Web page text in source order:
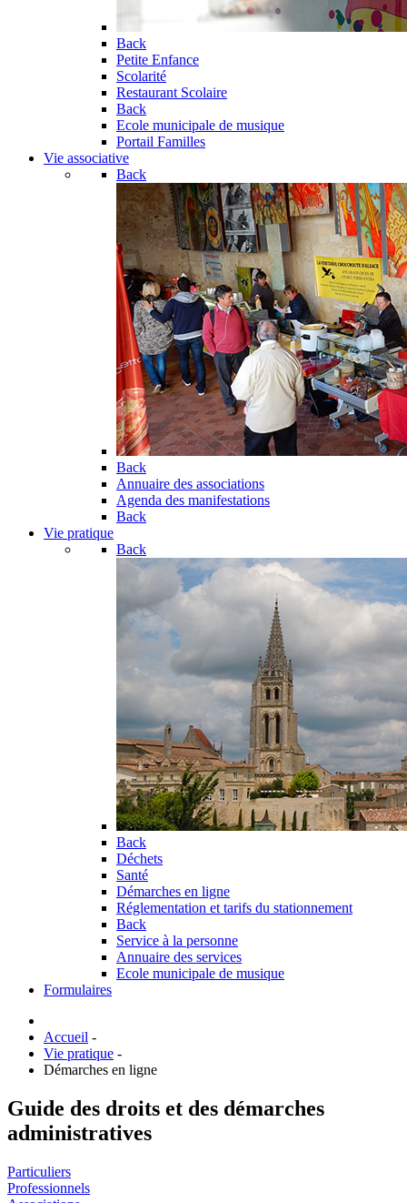
Back
Petite Enfance
Scolarité
Restaurant Scolaire
Back
Ecole municipale de musique
Portail Familles
Vie associative
Back
Back
Annuaire des associations
Agenda des manifestations
Back
Vie pratique
Back
Back
Déchets
Santé
Démarches en ligne
Réglementation et tarifs du stationnement
Back
Service à la personne
Annuaire des services
Ecole municipale de musique
Formulaires
Accueil -
Vie pratique -
Démarches en ligne
Guide des droits et des démarches
administratives
Particuliers
Professionnels